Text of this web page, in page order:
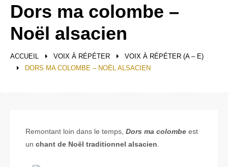
ACCUEIL VOIX À RÉPÉTER
VOIX À RÉPÉTER (A – E)
DORS MA COLOMBE – NOËL ALSACIEN
Dors ma colombe –
Noël alsacien
Remontant loin dans le temps, Dors ma colombe est
un chant de Noël traditionnel alsacien